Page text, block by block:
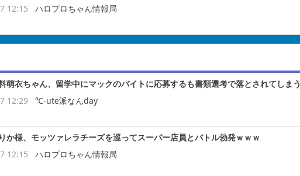
12:15 ハロプロちゃん情報局
萌衣ちゃん、留学中にマックのバイトに応募するも書類選考で落とされてしまう
12:29
℃-ute派なんday
か様、モッツァレラチーズを巡ってスーパー店員とバトル勃発ｗｗｗ
12:15
ハロプロちゃん情報局